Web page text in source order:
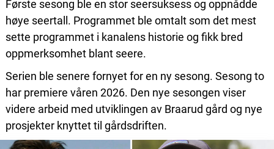
Første sesong ble en stor seersuksess og oppnådde
høye seertall. Programmet ble omtalt som det mest
sette programmet i kanalens historie og fikk bred
oppmerksomhet blant seere.
Serien ble senere fornyet for en ny sesong. Sesong to
har premiere våren 2026. Den nye sesongen viser
videre arbeid med utviklingen av Braarud gård og nye
prosjekter knyttet til gårdsdriften.